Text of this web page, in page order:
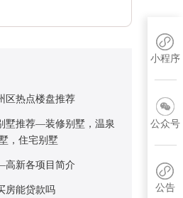
区热点楼盘推荐
墅推荐—装修别墅，温泉
，住宅别墅
高新各项目简介
房能贷款吗
小程序
公众号
公告